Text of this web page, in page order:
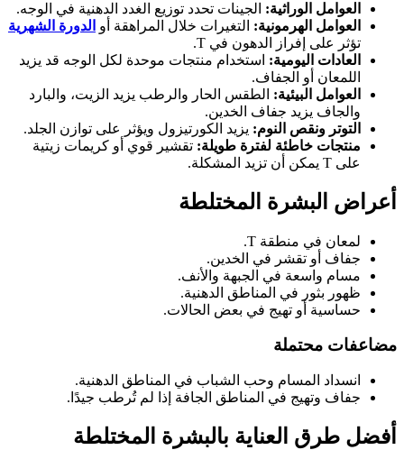
العوامل الوراثية: الجينات تحدد توزيع الغدد الدهنية في الوجه.
العوامل الهرمونية: التغيرات خلال المراهقة أو الدورة الشهرية
تؤثر على إفراز الدهون في T.
العادات اليومية: استخدام منتجات موحدة لكل الوجه قد يزيد
اللمعان أو الجفاف.
العوامل البيئية: الطقس الحار والرطب يزيد الزيت، والبارد
والجاف يزيد جفاف الخدين.
التوتر ونقص النوم: يزيد الكورتيزول ويؤثر على توازن الجلد.
منتجات خاطئة لفترة طويلة: تقشير قوي أو كريمات زيتية
على T يمكن أن تزيد المشكلة.
أعراض البشرة المختلطة
لمعان في منطقة T.
جفاف أو تقشر في الخدين.
مسام واسعة في الجبهة والأنف.
ظهور بثور في المناطق الدهنية.
حساسية أو تهيج في بعض الحالات.
مضاعفات محتملة
انسداد المسام وحب الشباب في المناطق الدهنية.
جفاف وتهيج في المناطق الجافة إذا لم تُرطب جيدًا.
أفضل طرق العناية بالبشرة المختلطة